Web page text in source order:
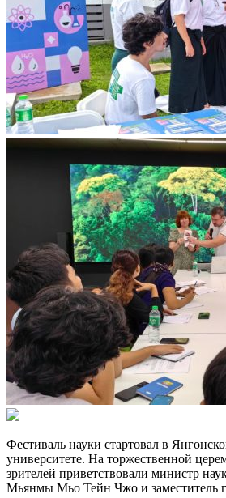
Фестиваль науки стартовал в
университете. На торжественной
зрителей приветствовали министр
Мьянмы Мьо Тейн Чжо и заместитель